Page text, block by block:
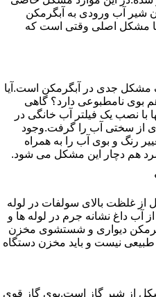
شیر آب ورودی به آبگرمکن
مشکل اصلی وقتی است که
مشکل جدی در آبگرمکن است.آیا
بوی نامطبوعی دارد؟ گاهی
با نصب یک فیلتر آب خانگی در
از سختی آب را گرفت.وجود
رنگ و بوی آب را به همراه
هم دچار این مشکل می شود.
از غلظت بالای سولفات در لوله
آب داغ نشانه جرم در لوله ها و
دیواری و شستشوی مخزن
طبیعی نیست و باید مخزن دستگاه
از شیر گاز است.بوی گاز قوی